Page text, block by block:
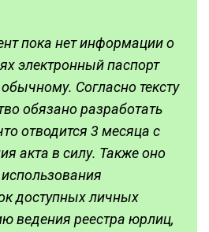
пока нет информации о
электронный паспорт
Согласно тексту
обязано разработать
отводится 3 месяца с
акта в силу. Также оно
доступных личных
ведения реестра юрлиц,